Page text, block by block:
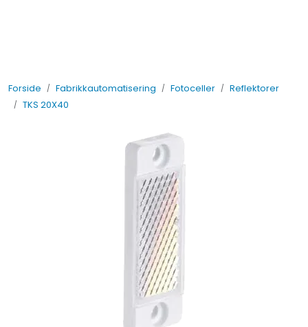
Forside Fabrikkautomatisering Fotoceller
Reflektorer
TKS 20X40
Fabrikkautomatisering